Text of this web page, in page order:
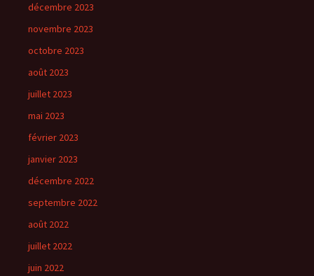
décembre 2023
novembre 2023
octobre 2023
août 2023
juillet 2023
mai 2023
février 2023
janvier 2023
décembre 2022
septembre 2022
août 2022
juillet 2022
juin 2022